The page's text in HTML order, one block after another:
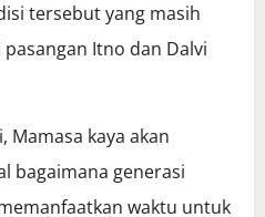
tersebut yang masih
Itno dan Dalvi
Mamasa kaya akan
bagaimana generasi
waktu untuk